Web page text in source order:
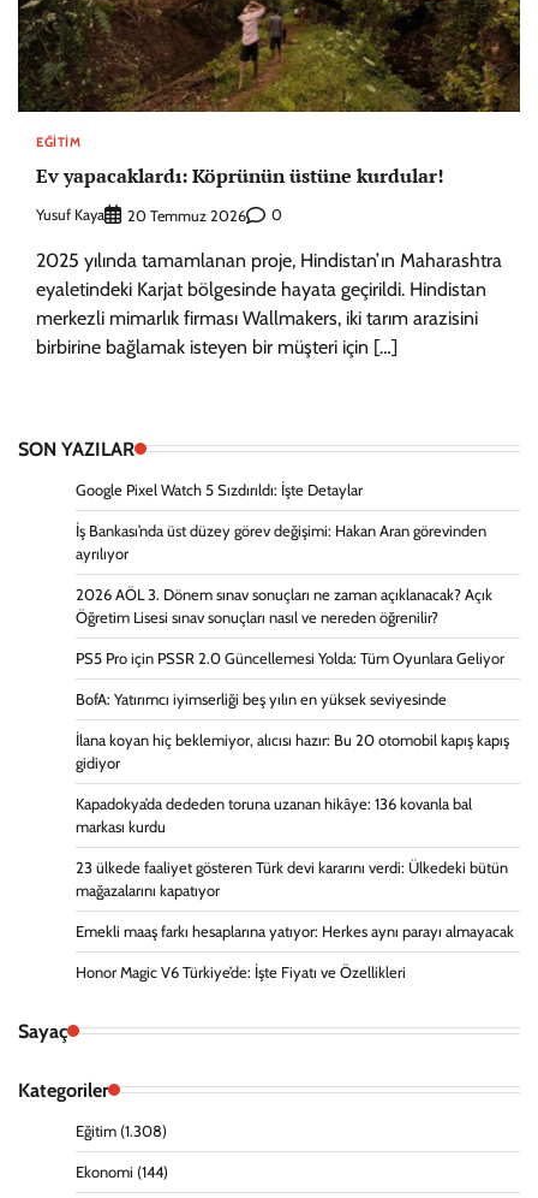
EĞITIM
Ev yapacaklardı: Köprünün üstüne kurdular!
Yusuf Kaya 20 Temmuz 2026 0
2025 yılında tamamlanan proje, Hindistan’ın Maharashtra
eyaletindeki Karjat bölgesinde hayata geçirildi. Hindistan
merkezli mimarlık firması Wallmakers, iki tarım arazisini
birbirine bağlamak isteyen bir müşteri için […]
SON YAZILAR
Google Pixel Watch 5 Sızdırıldı: İşte Detaylar
İş Bankası’nda üst düzey görev değişimi: Hakan Aran görevinden
ayrılıyor
2026 AÖL 3. Dönem sınav sonuçları ne zaman açıklanacak? Açık
Öğretim Lisesi sınav sonuçları nasıl ve nereden öğrenilir?
PS5 Pro için PSSR 2.0 Güncellemesi Yolda: Tüm Oyunlara Geliyor
BofA: Yatırımcı iyimserliği beş yılın en yüksek seviyesinde
İlana koyan hiç beklemiyor, alıcısı hazır: Bu 20 otomobil kapış kapış
gidiyor
Kapadokya’da dededen toruna uzanan hikâye: 136 kovanla bal
markası kurdu
23 ülkede faaliyet gösteren Türk devi kararını verdi: Ülkedeki bütün
mağazalarını kapatıyor
Emekli maaş farkı hesaplarına yatıyor: Herkes aynı parayı almayacak
Honor Magic V6 Türkiye’de: İşte Fiyatı ve Özellikleri
Sayaç
Kategoriler
Eğitim (1.308)
Ekonomi (144)